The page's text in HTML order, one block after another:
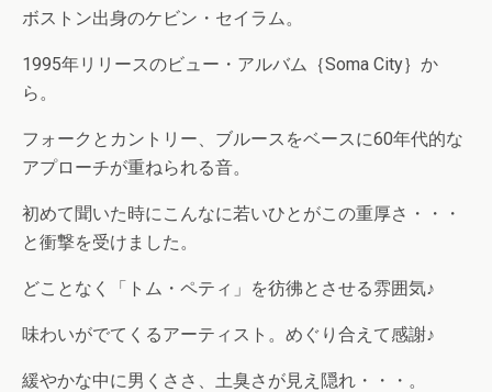
ボストン出身のケビン・セイラム。
1995年リリースのビュー・アルバム｛Soma City｝か
ら。
フォークとカントリー、ブルースをベースに60年代的な
アプローチが重ねられる音。
初めて聞いた時にこんなに若いひとがこの重厚さ・・・
と衝撃を受けました。
どことなく「トム・ペティ」を彷彿とさせる雰囲気♪
味わいがでてくるアーティスト。めぐり合えて感謝♪
緩やかな中に男くささ、土臭さが見え隠れ・・・。